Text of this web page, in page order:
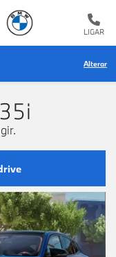
LIGAR
Alterar